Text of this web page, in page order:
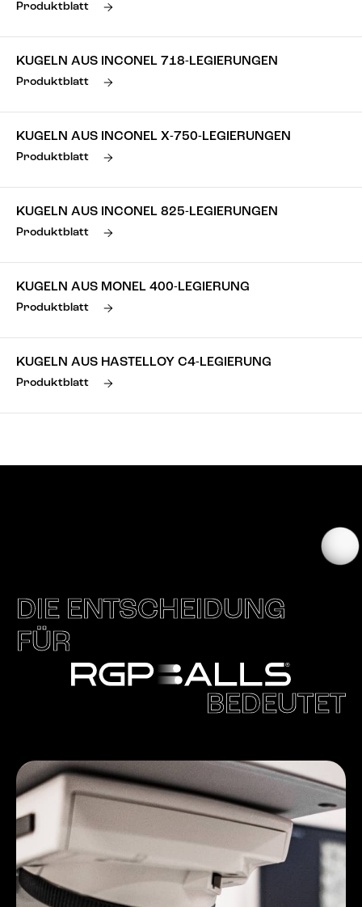
Produktblatt
KUGELN AUS INCONEL 718-LEGIERUNGEN
Produktblatt
KUGELN AUS INCONEL X-750-LEGIERUNGEN
Produktblatt
KUGELN AUS INCONEL 825-LEGIERUNGEN
Produktblatt
KUGELN AUS MONEL 400-LEGIERUNG
Produktblatt
KUGELN AUS HASTELLOY C4-LEGIERUNG
Produktblatt
DIE ENTSCHEIDUNG
FÜR
BEDEUTET